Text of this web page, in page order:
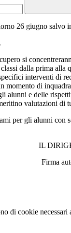
26 giugno salvo
si
dalla prima
interventi di
momento di
alunni e delle
valutazioni di
per gli alunni con
IL
Firma
di cookie